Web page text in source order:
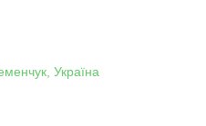
Україна